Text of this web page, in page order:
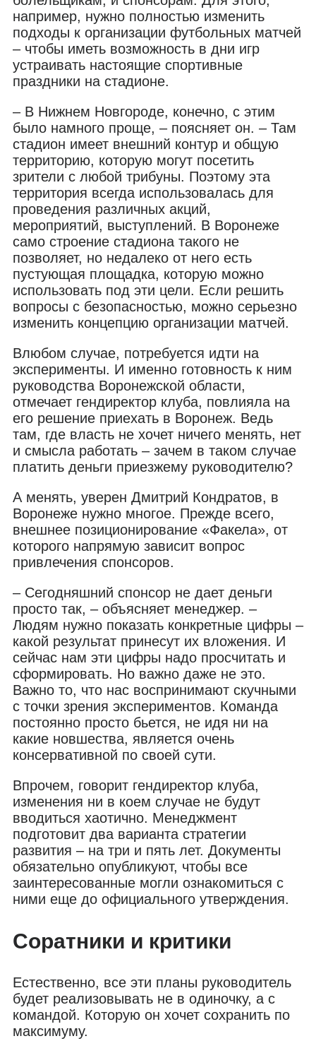
например, нужно полностью изменить
подходы к организации футбольных матчей
– чтобы иметь возможность в дни игр
устраивать настоящие спортивные
праздники на стадионе.
– В Нижнем Новгороде, конечно, с этим
было намного проще, – поясняет он. – Там
стадион имеет внешний контур и общую
территорию, которую могут посетить
зрители с любой трибуны. Поэтому эта
территория всегда использовалась для
проведения различных акций,
мероприятий, выступлений. В Воронеже
само строение стадиона такого не
позволяет, но недалеко от него есть
пустующая площадка, которую можно
использовать под эти цели. Если решить
вопросы с безопасностью, можно серьезно
изменить концепцию организации матчей.
Влюбом случае, потребуется идти на
эксперименты. И именно готовность к ним
руководства Воронежской области,
отмечает гендиректор клуба, повлияла на
его решение приехать в Воронеж. Ведь
там, где власть не хочет ничего менять, нет
и смысла работать – зачем в таком случае
платить деньги приезжему руководителю?
А менять, уверен Дмитрий Кондратов, в
Воронеже нужно многое. Прежде всего,
внешнее позиционирование «Факела», от
которого напрямую зависит вопрос
привлечения спонсоров.
– Сегодняшний спонсор не дает деньги
просто так, – объясняет менеджер. –
Людям нужно показать конкретные цифры –
какой результат принесут их вложения. И
сейчас нам эти цифры надо просчитать и
сформировать. Но важно даже не это.
Важно то, что нас воспринимают скучными
с точки зрения экспериментов. Команда
постоянно просто бьется, не идя ни на
какие новшества, является очень
консервативной по своей сути.
Впрочем, говорит гендиректор клуба,
изменения ни в коем случае не будут
вводиться хаотично. Менеджмент
подготовит два варианта стратегии
развития – на три и пять лет. Документы
обязательно опубликуют, чтобы все
заинтересованные могли ознакомиться с
ними еще до официального утверждения.
Соратники и критики
Естественно, все эти планы руководитель
будет реализовывать не в одиночку, а с
командой. Которую он хочет сохранить по
максимуму.